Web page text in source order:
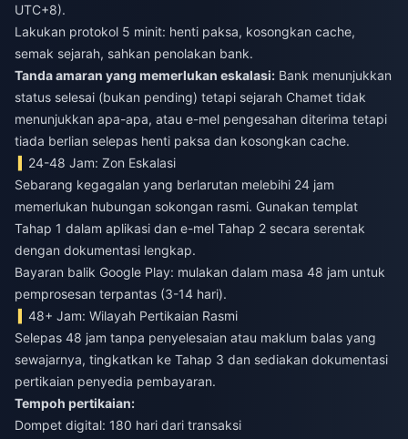
UTC+8).
Lakukan protokol 5 minit: henti paksa, kosongkan cache,
semak sejarah, sahkan penolakan bank.
Tanda amaran yang memerlukan eskalasi: Bank menunjukkan
status selesai (bukan pending) tetapi sejarah Chamet tidak
menunjukkan apa-apa, atau e-mel pengesahan diterima tetapi
tiada berlian selepas henti paksa dan kosongkan cache.
24-48 Jam: Zon Eskalasi
Sebarang kegagalan yang berlarutan melebihi 24 jam
memerlukan hubungan sokongan rasmi. Gunakan templat
Tahap 1 dalam aplikasi dan e-mel Tahap 2 secara serentak
dengan dokumentasi lengkap.
Bayaran balik Google Play: mulakan dalam masa 48 jam untuk
pemprosesan terpantas (3-14 hari).
48+ Jam: Wilayah Pertikaian Rasmi
Selepas 48 jam tanpa penyelesaian atau maklum balas yang
sewajarnya, tingkatkan ke Tahap 3 dan sediakan dokumentasi
pertikaian penyedia pembayaran.
Tempoh pertikaian:
Dompet digital: 180 hari dari transaksi